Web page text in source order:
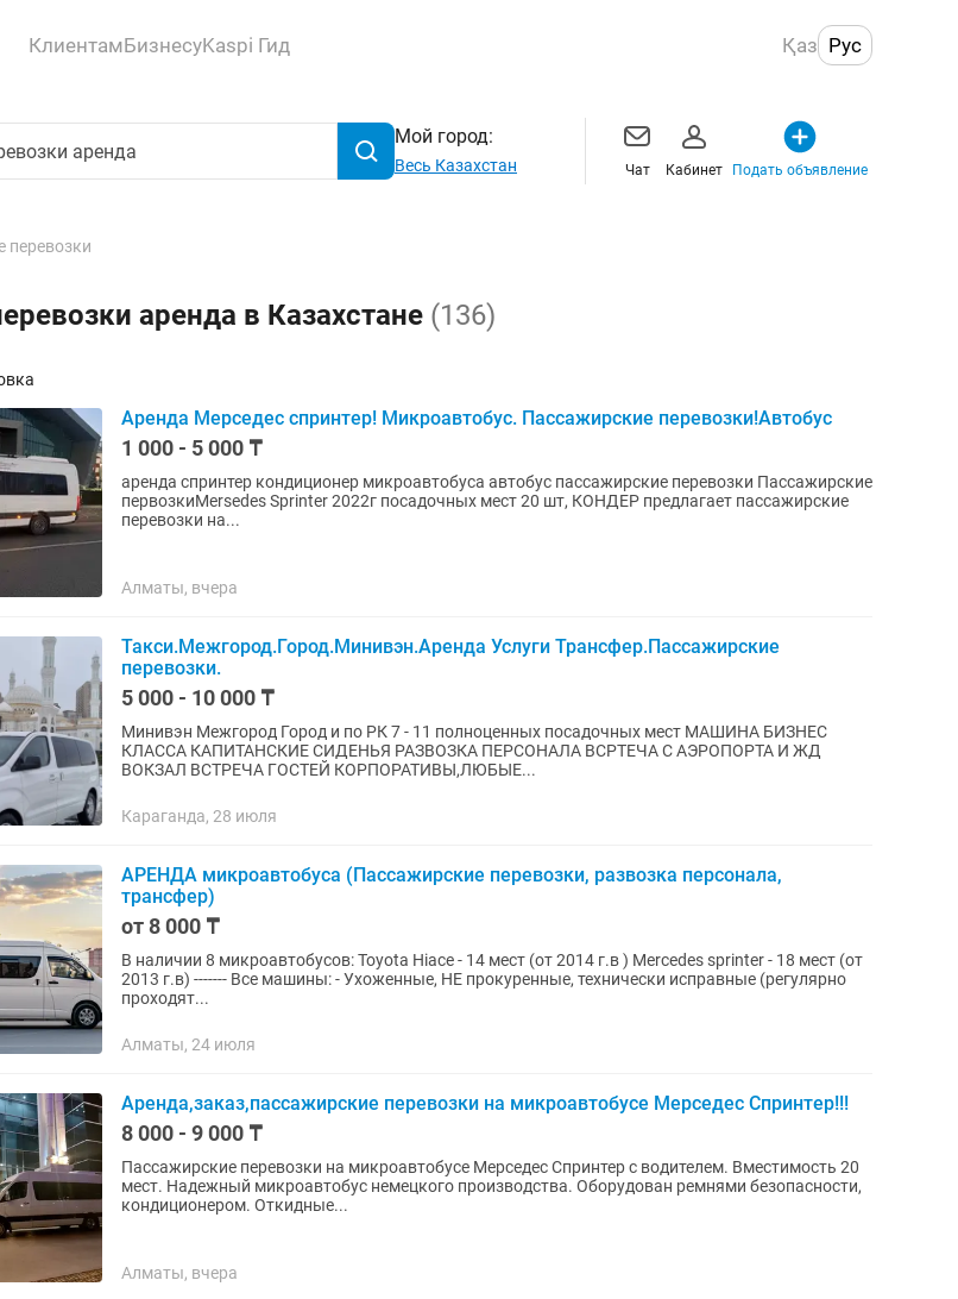
КлиентамБизнесуKaspi Гид Қаз Рус
Мой город:
Весь Казахстан Чат Кабинет Подать объявление
перевозки
аренда в Казахстане (136)
Аренда Мерседес спринтер! Микроавтобус. Пассажирские перевозки!Автобус
1 000 - 5 000 ₸
аренда спринтер кондиционер микроавтобуса автобус пассажирские перевозки Пассажирские
первозкиMersedes Sprinter 2022г посадочных мест 20 шт, КОНДЕР предлагает пассажирские
перевозки на...
Алматы, вчера
Такси.Межгород.Город.Минивэн.Аренда Услуги Трансфер.Пассажирские
перевозки.
5 000 - 10 000 ₸
Минивэн Межгород Город и по РК 7 - 11 полноценных посадочных мест МАШИНА БИЗНЕС
КЛАССА КАПИТАНСКИЕ СИДЕНЬЯ РАЗВОЗКА ПЕРСОНАЛА ВСРТЕЧА С АЭРОПОРТА И ЖД
ВОКЗАЛ ВСТРЕЧА ГОСТЕЙ КОРПОРАТИВЫ,ЛЮБЫЕ...
Караганда, 28 июля
АРЕНДА микроавтобуса (Пассажирские перевозки, развозка персонала,
трансфер)
от 8 000 ₸
В наличии 8 микроавтобусов: Toyota Hiace - 14 мест (от 2014 г.в ) Mercedes sprinter - 18 мест (от
2013 г.в) ------- Все машины: - Ухоженные, НЕ прокуренные, технически исправные (регулярно
проходят...
Алматы, 24 июля
Аренда,заказ,пассажирские перевозки на микроавтобусе Мерседес Спринтер!!!
8 000 - 9 000 ₸
Пассажирские перевозки на микроавтобусе Мерседес Спринтер с водителем. Вместимость 20
мест. Надежный микроавтобус немецкого производства. Оборудован ремнями безопасности,
кондиционером. Откидные...
Алматы, вчера